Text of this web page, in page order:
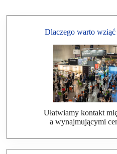
Dlaczego warto wziąć
Ułatwiamy kontakt
a wynajmującymi